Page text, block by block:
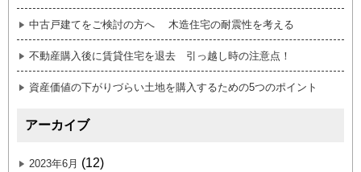
中古戸建てをご検討の方へ 木造住宅の耐震性を考える
不動産購入後に賃貸住宅を退去 引っ越し時の注意点！
資産価値の下がりづらい土地を購入するための5つのポイント
アーカイブ
2023年6月 (12)